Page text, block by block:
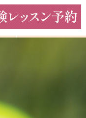
よくある質問